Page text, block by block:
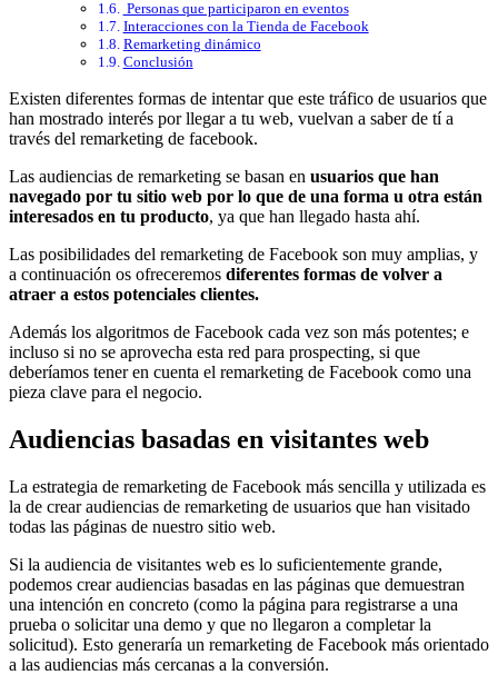
Personas que participaron en eventos
Interacciones con la Tienda de Facebook
Remarketing dinámico
Conclusión
Existen diferentes formas de intentar que este tráfico de usuarios que
han mostrado interés por llegar a tu web, vuelvan a saber de tí a
través del remarketing de facebook.
Las audiencias de remarketing se basan en usuarios que han
navegado por tu sitio web por lo que de una forma u otra están
interesados en tu producto, ya que han llegado hasta ahí.
Las posibilidades del remarketing de Facebook son muy amplias, y
a continuación os ofreceremos diferentes formas de volver a
atraer a estos potenciales clientes.
Además los algoritmos de Facebook cada vez son más potentes; e
incluso si no se aprovecha esta red para prospecting, si que
deberíamos tener en cuenta el remarketing de Facebook como una
pieza clave para el negocio.
Audiencias basadas en visitantes web
La estrategia de remarketing de Facebook más sencilla y utilizada es
la de crear audiencias de remarketing de usuarios que han visitado
todas las páginas de nuestro sitio web.
Si la audiencia de visitantes web es lo suficientemente grande,
podemos crear audiencias basadas en las páginas que demuestran
una intención en concreto (como la página para registrarse a una
prueba o solicitar una demo y que no llegaron a completar la
solicitud). Esto generaría un remarketing de Facebook más orientado
a las audiencias más cercanas a la conversión.